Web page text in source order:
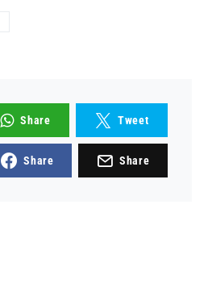
Share Tweet
Share Share